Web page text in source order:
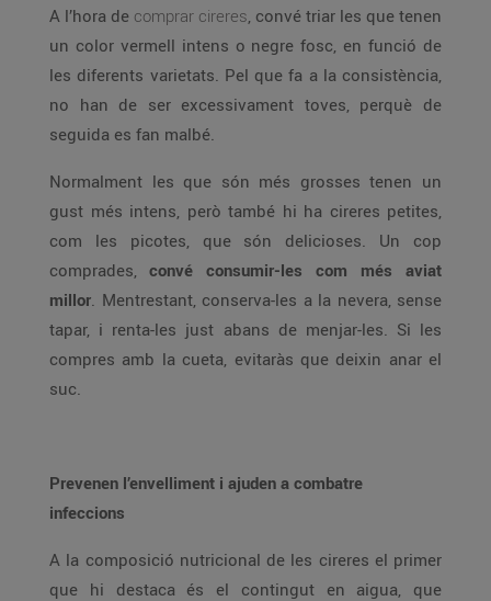
A l’hora de comprar cireres, convé triar les que tenen
un color vermell intens o negre fosc, en funció de
les diferents varietats. Pel que fa a la consistència,
no han de ser excessivament toves, perquè de
seguida es fan malbé.
Normalment les que són més grosses tenen un
gust més intens, però també hi ha cireres petites,
com les picotes, que són delicioses. Un cop
comprades, convé consumir-les com més aviat
millor. Mentrestant, conserva-les a la nevera, sense
tapar, i renta-les just abans de menjar-les. Si les
compres amb la cueta, evitaràs que deixin anar el
suc.
Prevenen l’envelliment i ajuden a combatre
infeccions
A la composició nutricional de les cireres el primer
que hi destaca és el contingut en aigua, que